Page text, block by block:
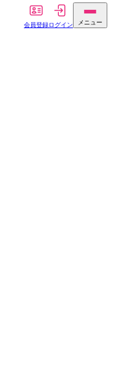
会員登録ログイン メニュー